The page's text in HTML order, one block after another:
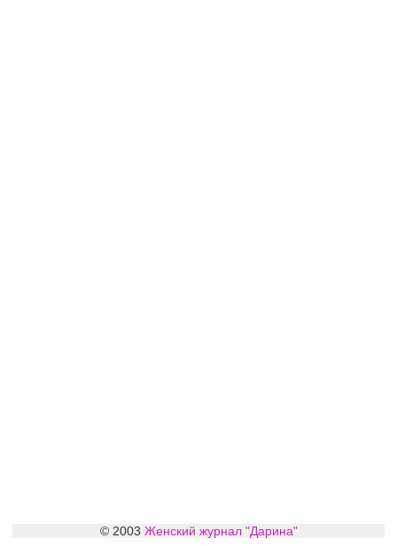
© 2003 Женский журнал "Дарина"